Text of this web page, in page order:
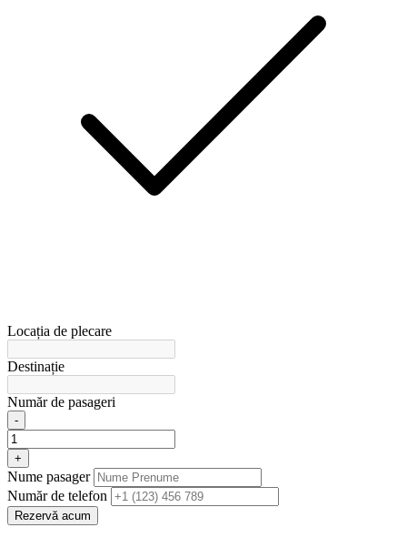
Locația de plecare
Destinație
Număr de pasageri
-
+
Nume pasager
Număr de telefon
Rezervă acum